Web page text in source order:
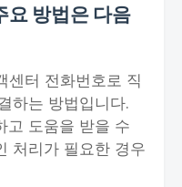
요 방법은 다음
센터 전화번호로 직
하는 방법입니다.
고 도움을 받을 수
처리가 필요한 경우